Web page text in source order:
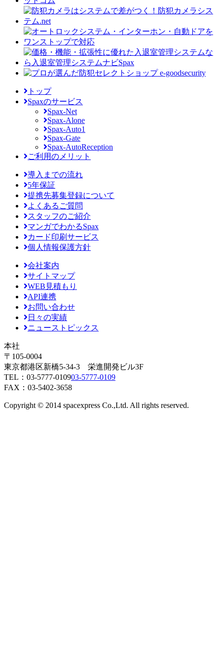
トップ
Spaxのサービス
Spax-Net
Spax-Alone
Spax-Auto1
Spax-Gate
Spax-AutoReception
ご利用のメリット
導入までの流れ
5年保証
提携先募集登録について
よくあるご質問
スタッフのご紹介
マンガでわかるSpax
カード印刷サービス
個人情報保護方針
会社案内
サイトマップ
WEB見積もり
API連携
お問い合わせ
日々の実績
ニューストピックス
本社
〒105-0004
東京都港区新橋5-34-3 栄進開発ビル3F
TEL： 03-5777-010903-5777-0109
FAX：03-5402-3658
Copyright © 2014 spacexpress Co.,Ltd. All rights reserved.